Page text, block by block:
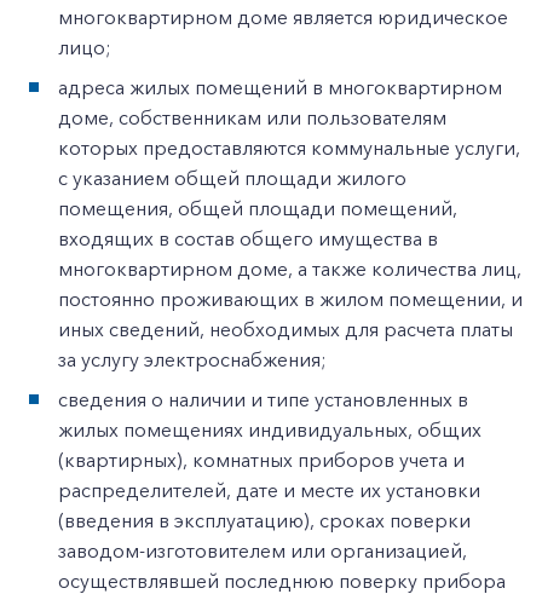
многоквартирном доме является юридическое
лицо;
адреса жилых помещений в многоквартирном
доме, собственникам или пользователям
которых предоставляются коммунальные услуги,
с указанием общей площади жилого
помещения, общей площади помещений,
входящих в состав общего имущества в
многоквартирном доме, а также количества лиц,
постоянно проживающих в жилом помещении, и
иных сведений, необходимых для расчета платы
за услугу электроснабжения;
сведения о наличии и типе установленных в
жилых помещениях индивидуальных, общих
(квартирных), комнатных приборов учета и
распределителей, дате и месте их установки
(введения в эксплуатацию), сроках поверки
заводом-изготовителем или организацией,
осуществлявшей последнюю поверку прибора